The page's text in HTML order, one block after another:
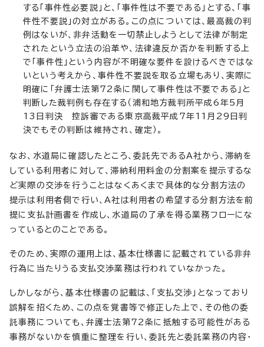
する「事件性必要説」と、「事件性は不要である」とする、「事
件性不要説」の対立がある。この点については、最高裁の判
例はないが、非弁活動を一切禁止しようとして法律が制定
されたという立法の沿革や、法律違反か否かを判断する上
で「事件性」という内容が不明確な要件を設けるべきではな
いという考えから、事件性不要説を取る立場もあり、実際に
明確に「弁護士法第72条に関して事件性は不要である」と
判断した裁判例も存在する（浦和地方裁判所平成6年5月
13日判決 控訴審である東京高裁平成7年11月29日判
決でもその判断は維持され、確定）。
なお、水道局に確認したところ、委託先であるA社から、滞納を
している利用者に対して、滞納利用料金の分割案を提示するな
ど実際の交渉を行うことはなくあくまで具体的な分割方法の
提示は利用者側で行い、A社は利用者の希望する分割方法を前
提に支払計画書を作成し、水道局の了承を得る業務フローにな
っているとのことである。
そのため、実際の運用上は、基本仕様書に記載されている非弁
行為に当たりうる支払交渉業務は行われていなかった。
しかしながら、基本仕様書の記載は、「支払交渉」となっており
誤解を招くため、この点を覚書等で修正した上で、その他の委
託事務についても、弁護士法第72条に抵触する可能性がある
事務がないかを慎重に整理を行い、委託先と委託業務の内容・